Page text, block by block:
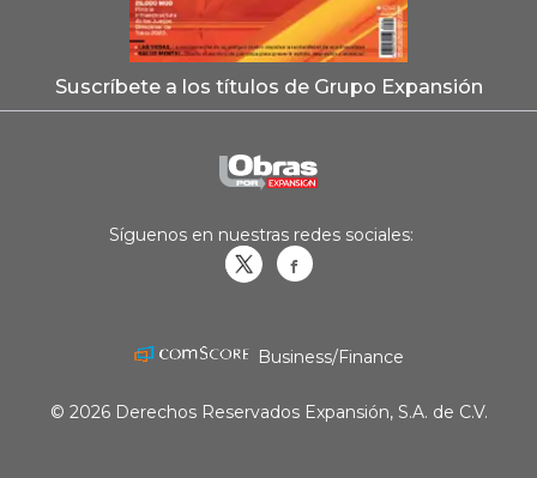
Suscríbete a los títulos de Grupo Expansión
Síguenos en nuestras redes sociales:
Business/Finance
© 2026 Derechos Reservados Expansión, S.A. de C.V.